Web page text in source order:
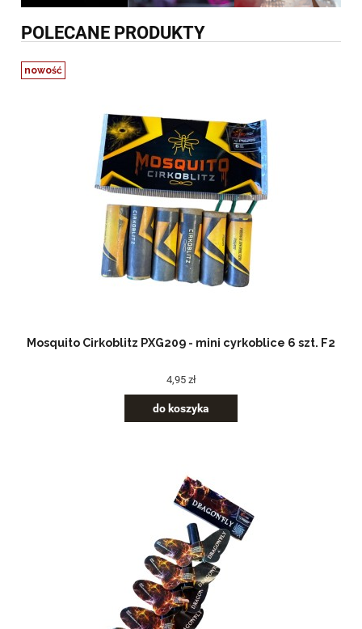
POLECANE PRODUKTY
Mosquito Cirkoblitz PXG209 - mini cyrkoblice 6 szt. F2
4,95 zł
do koszyka
nowość